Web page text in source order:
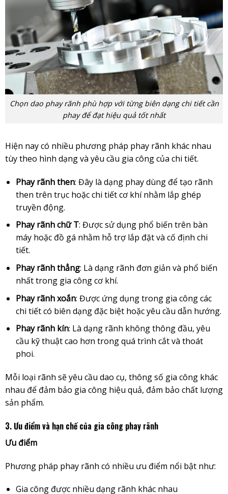
Chọn dao phay rãnh phù hợp với từng biên dạng chi tiết cần
phay để đạt hiệu quả tốt nhất
Hiện nay có nhiều phương pháp phay rãnh khác nhau
tùy theo hình dạng và yêu cầu gia công của chi tiết.
Phay rãnh then: Đây là dạng phay dùng để tạo rãnh
then trên trục hoặc chi tiết cơ khí nhằm lắp ghép
truyền động.
Phay rãnh chữ T: Được sử dụng phổ biến trên bàn
máy hoặc đồ gá nhằm hỗ trợ lắp đặt và cố định chi
tiết.
Phay rãnh thẳng: Là dạng rãnh đơn giản và phổ biến
nhất trong gia công cơ khí.
Phay rãnh xoắn: Được ứng dụng trong gia công các
chi tiết có biên dạng đặc biệt hoặc yêu cầu dẫn hướng.
Phay rãnh kín: Là dạng rãnh không thông đầu, yêu
cầu kỹ thuật cao hơn trong quá trình cắt và thoát
phoi.
Mỗi loại rãnh sẽ yêu cầu dao cụ, thông số gia công khác
nhau để đảm bảo gia công hiệu quả, đảm bảo chất lượng
sản phẩm.
3. Ưu điểm và hạn chế của gia công phay rãnh
Ưu điểm
Phương pháp phay rãnh có nhiều ưu điểm nổi bật như:
Gia công được nhiều dạng rãnh khác nhau